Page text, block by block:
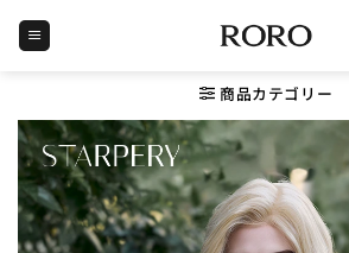
content
商品カテゴリー